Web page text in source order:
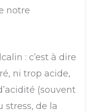
notre
: c’est à dire
ni trop acide,
(souvent
stress, de la